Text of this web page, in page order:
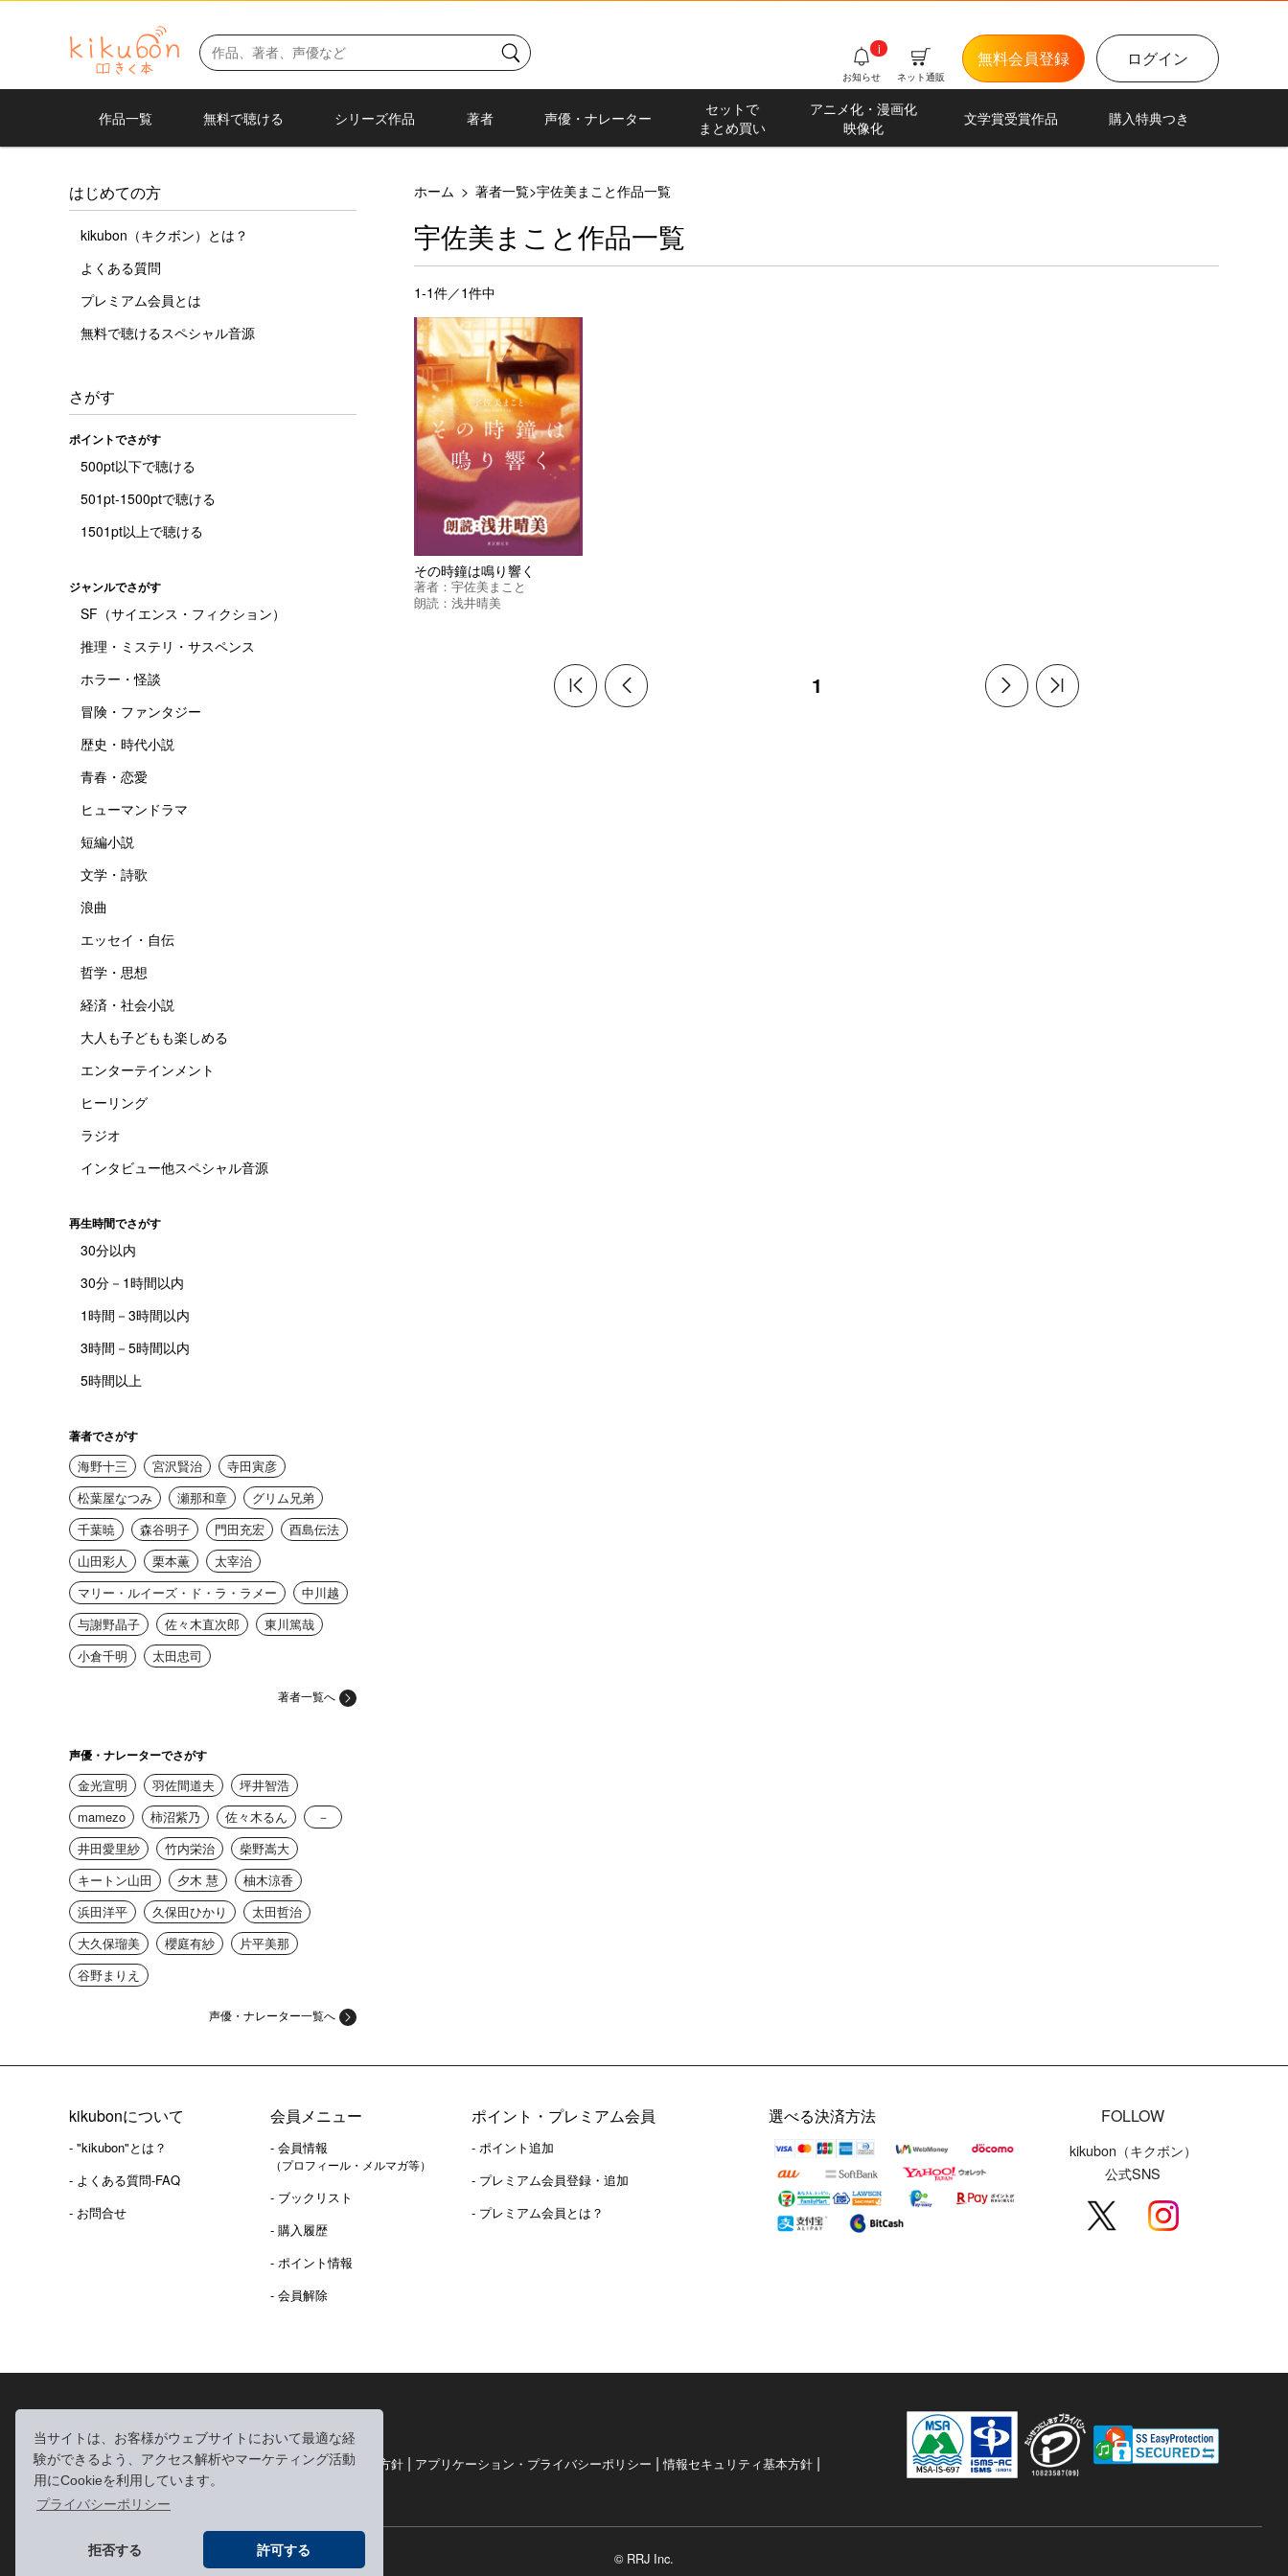
当サイトは、お客様がウェブサイトにおいて最適な経
験ができるよう、アクセス解析やマーケティング活動
用にCookieを利用しています。
プライバシーポリシー
拒否する 許可する
ログイン
無料会員登録
ネット通販
お知らせ
i
作品一覧 無料で聴ける シリーズ作品 著者 声優・ナレーター
セットで
まとめ買い
アニメ化・漫画化
映像化
文学賞受賞作品 購入特典つき
はじめての方
kikubon（キクボン）とは？
よくある質問
プレミアム会員とは
無料で聴けるスペシャル音源
さがす
ポイントでさがす
500pt以下で聴ける
501pt-1500ptで聴ける
1501pt以上で聴ける
ジャンルでさがす
SF（サイエンス・フィクション）
推理・ミステリ・サスペンス
ホラー・怪談
冒険・ファンタジー
歴史・時代小説
青春・恋愛
ヒューマンドラマ
短編小説
文学・詩歌
浪曲
エッセイ・自伝
哲学・思想
経済・社会小説
大人も子どもも楽しめる
エンターテインメント
ヒーリング
ラジオ
インタビュー他スペシャル音源
再生時間でさがす
30分以内
30分－1時間以内
1時間－3時間以内
3時間－5時間以内
5時間以上
著者でさがす
海野十三 宮沢賢治
寺田寅彦
松葉屋なつみ
瀬那和章
グリム兄弟
千葉暁
森谷明子 門田充宏
酉島伝法
山田彩人
栗本薫
太宰治
マリー・ルイーズ・ド・ラ・ラメー
中川越
与謝野晶子
佐々木直次郎
東川篤哉
小倉千明
太田忠司
著者一覧へ
声優・ナレーターでさがす
金光宣明 羽佐間道夫
坪井智浩
mamezo
柿沼紫乃 佐々木るん
－
井田愛里紗
竹内栄治
柴野嵩大
キートン山田
夕木 慧
柚木涼香
浜田洋平
久保田ひかり
太田哲治
大久保瑠美
櫻庭有紗
片平美那
谷野まりえ
声優・ナレーター一覧へ
ホーム > 著者一覧>宇佐美まこと作品一覧
宇佐美まこと作品一覧
1-1件／1件中
その時鐘は鳴り響く
著者： 宇佐美まこと
朗読： 浅井晴美
1
kikubonについて
- "kikubon"とは？
- よくある質問-FAQ
- お問合せ
会員メニュー
- 会員情報
（プロフィール・メルマガ等）
- ブックリスト
- 購入履歴
- ポイント情報
- 会員解除
ポイント・プレミアム会員
- ポイント追加
- プレミアム会員登録・追加
- プレミアム会員とは？
FOLLOW
kikubon（キクボン）
公式SNS
選べる決済方法
利用規約|個人情報の取り扱いについて| 個人情報保護方針 | アプリケーション・プライバシーポリシー |情報セキュリティ基本方針 |
特定商取引法に基づく表記
© RRJ Inc.